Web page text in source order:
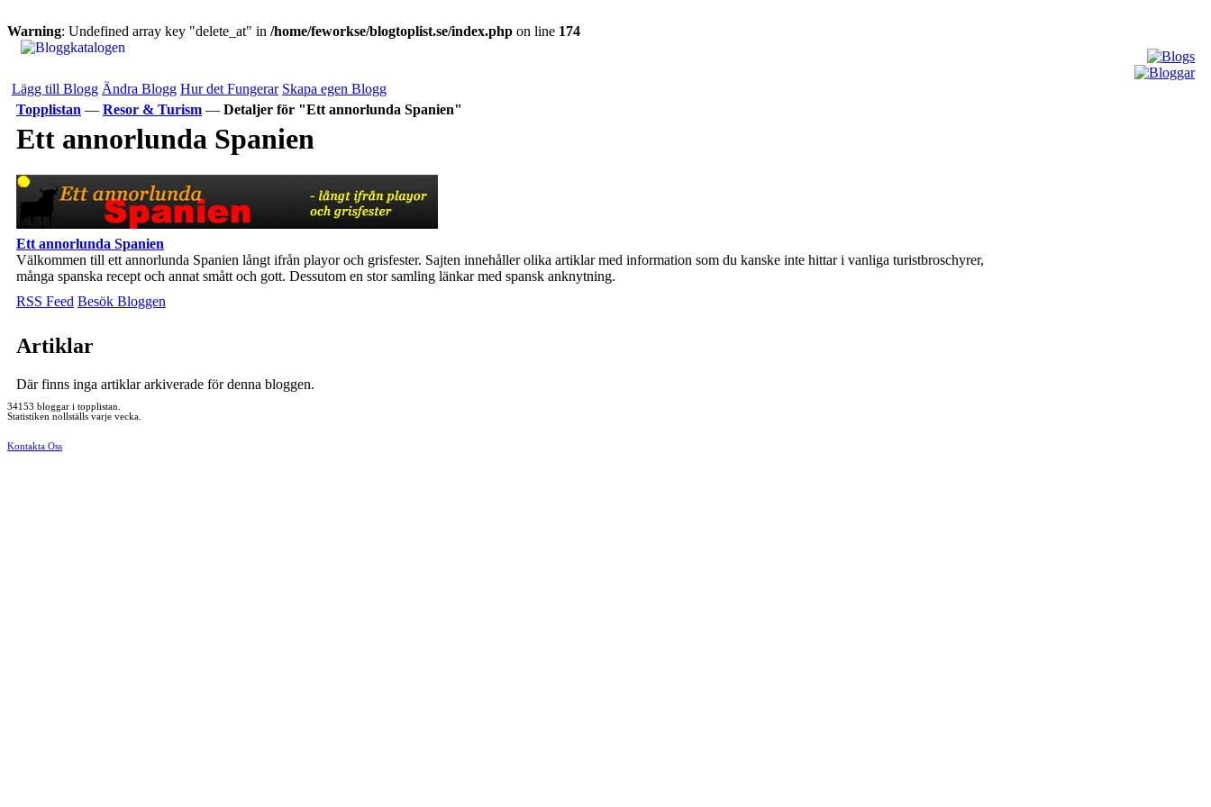
Warning: Undefined array key "delete_at" in /home/feworkse/blogtoplist.se/index.php on line 174
Lägg till Blogg Ändra Blogg Hur det Fungerar Skapa egen Blogg
Topplistan — Resor & Turism — Detaljer för "Ett annorlunda Spanien"
Ett annorlunda Spanien
Ett annorlunda Spanien
Välkommen till ett annorlunda Spanien långt ifrån playor och grisfester. Sajten innehåller olika artiklar med information som du kanske inte hittar i vanliga turistbroschyrer,
många spanska recept och annat smått och gott. Dessutom en stor samling länkar med spansk anknytning.
RSS Feed Besök Bloggen
Artiklar
Där finns inga artiklar arkiverade för denna bloggen.
34153 bloggar i topplistan.
Statistiken nollställs varje vecka.
Kontakta Oss